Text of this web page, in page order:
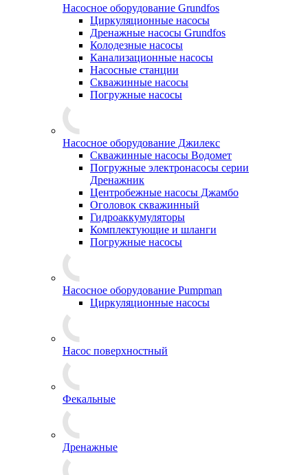
Насосное оборудование Grundfos
Циркуляционные насосы
Дренажные насосы Grundfos
Колодезные насосы
Канализационные насосы
Насосные станции
Скважинные насосы
Погружные насосы
Насосное оборудование Джилекс
Скважинные насосы Водомет
Погружные электронасосы серии
Дренажник
Центробежные насосы Джамбо
Оголовок скважинный
Гидроаккумуляторы
Комплектующие и шланги
Погружные насосы
Насосное оборудование Pumpman
Циркуляционные насосы
Насос поверхностный
Фекальные
Дренажные